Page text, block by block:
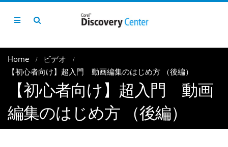
Home
ビデオ
【初心者向け】超入門 動画編集のはじめ方 （後編）
【初心者向け】超入門 動画
編集のはじめ方 （後編）